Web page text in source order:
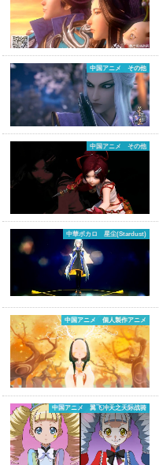
中国アニメ その他
中国アニメ その他
中華ボカロ 星尘(Stardust)
中国アニメ 個人製作アニメ
中国アニメ 翼飞冲天之天际战骑